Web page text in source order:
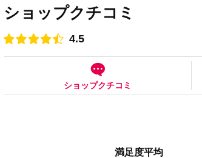
ショップクチコミ
点数
4.5
ショップクチコミ
満足度平均